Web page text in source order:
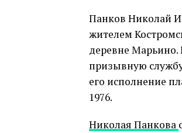
Панков Николай
жителем
деревне
призывную
его исполнение
1976.
Николая Панкова